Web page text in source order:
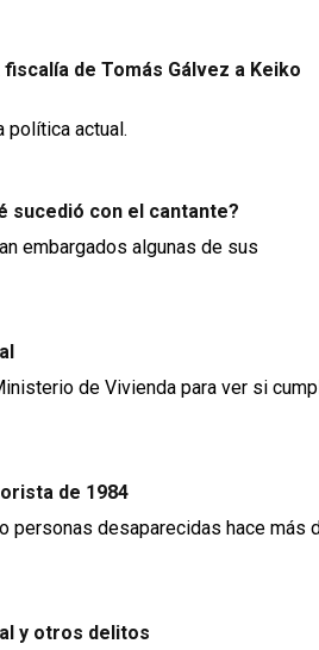
de Tomás Gálvez a Keiko
política actual.
sucedió con el cantante?
embargados algunas de sus
de Vivienda para ver si
de 1984
personas desaparecidas hace más
y otros delitos